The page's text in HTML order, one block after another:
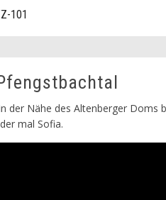
101
der Nähe des Altenberger Doms
mal Sofia.